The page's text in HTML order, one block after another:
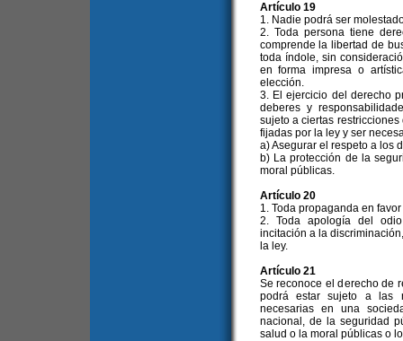
Artículo 19
1. Nadie podrá ser
2. Toda persona tiene
comprende la libertad de
toda índole, sin
en forma impresa o
elección.
3. El ejercicio del derecho
deberes y
sujeto a ciertas
fijadas por la ley y ser
a) Asegurar el respeto a los
b) La protección de la
moral públicas.
Artículo 20
1. Toda propaganda en
2. Toda apología del
incitación a la
la ley.
Artículo 21
Se reconoce el derecho de
podrá estar sujeto a las
necesarias en una
nacional, de la seguridad
salud o la moral públicas o